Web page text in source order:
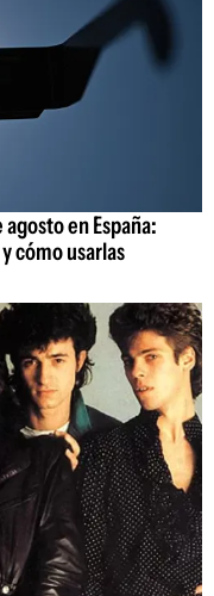
en España:
cómo usarlas